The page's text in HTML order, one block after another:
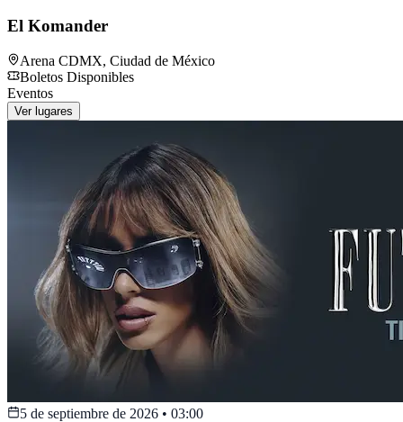
El Komander
Arena CDMX, Ciudad de México
Boletos Disponibles
Eventos
Ver lugares
5 de septiembre de 2026 • 03:00